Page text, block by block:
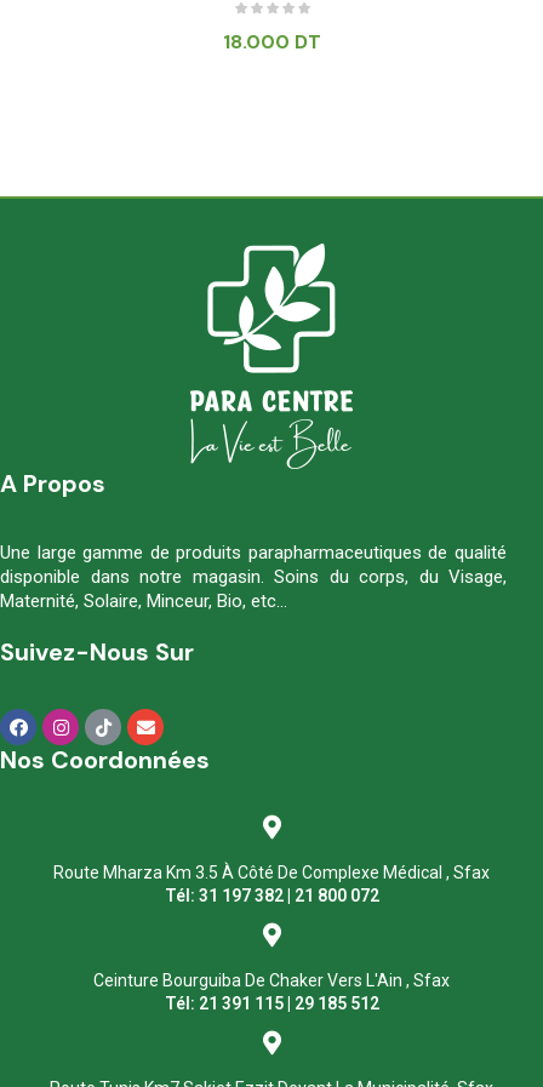
18.000 DT
A Propos
Une large gamme de produits parapharmaceutiques de qualité
disponible dans notre magasin. Soins du corps, du Visage,
Maternité, Solaire, Minceur, Bio, etc…
Suivez-Nous Sur
Nos Coordonnées
Route Mharza Km 3.5 À Côté De Complexe Médical , Sfax
Tél: 31 197 382 | 21 800 072
Ceinture Bourguiba De Chaker Vers L'Ain , Sfax
Tél: 21 391 115 | 29 185 512